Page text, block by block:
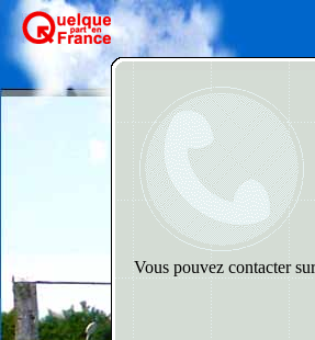
Vous pouvez contacter